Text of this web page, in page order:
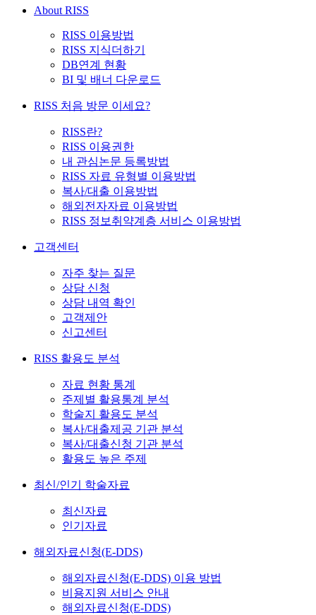
About RISS
RISS 이용방법
RISS 지식더하기
DB연계 현황
BI 및 배너 다운로드
RISS 처음 방문 이세요?
RISS란?
RISS 이용권한
내 관심논문 등록방법
RISS 자료 유형별 이용방법
복사/대출 이용방법
해외전자자료 이용방법
RISS 정보취약계층 서비스 이용방법
고객센터
자주 찾는 질문
상담 신청
상담 내역 확인
고객제안
신고센터
RISS 활용도 분석
자료 현황 통계
주제별 활용통계 분석
학술지 활용도 분석
복사/대출제공 기관 분석
복사/대출신청 기관 분석
활용도 높은 주제
최신/인기 학술자료
최신자료
인기자료
해외자료신청(E-DDS)
해외자료신청(E-DDS) 이용 방법
비용지원 서비스 안내
해외자료신청(E-DDS)